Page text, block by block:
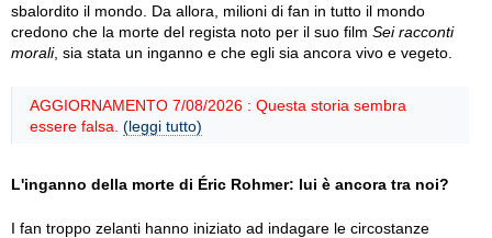
sbalordito il mondo. Da allora, milioni di fan in tutto il mondo
credono che la morte del regista noto per il suo film Sei racconti
morali, sia stata un inganno e che egli sia ancora vivo e vegeto.
AGGIORNAMENTO 7/08/2026 : Questa storia sembra
essere falsa. (leggi tutto)
L'inganno della morte di Éric Rohmer: lui è ancora tra noi?
I fan troppo zelanti hanno iniziato ad indagare le circostanze